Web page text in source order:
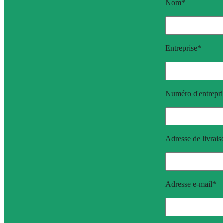
Nom*
Entreprise*
Numéro
Adresse de
Adresse e-mail*